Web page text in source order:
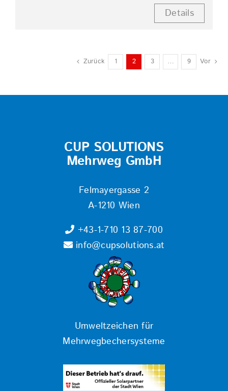
Details
Zurück 1 2 3 … 9 Vor
CUP SOLUTIONS
Mehrweg GmbH
Felmayergasse 2
A-1210 Wien
+43-1-710 13 87-700
info@cupsolutions.at
Umweltzeichen für
Mehrwegbechersysteme